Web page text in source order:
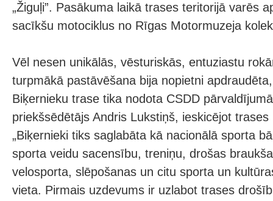
„Žiguļi”. Pasākuma laikā trases teritorijā varēs
sacīkšu motociklus no Rīgas Motormuzeja
Vēl nesen unikālās, vēsturiskās, entuziastu
turpmākā pastāvēšana bija nopietni
Biķernieku trase tika nodota CSDD
priekšsēdētājs Andris Lukstiņš, ieskicējot
„Biķernieki tiks saglabāta kā nacionālā sporta
sporta veidu sacensību, treniņu, drošas
velosporta, slēpošanas un citu sporta un
vieta. Pirmais uzdevums ir uzlabot trases